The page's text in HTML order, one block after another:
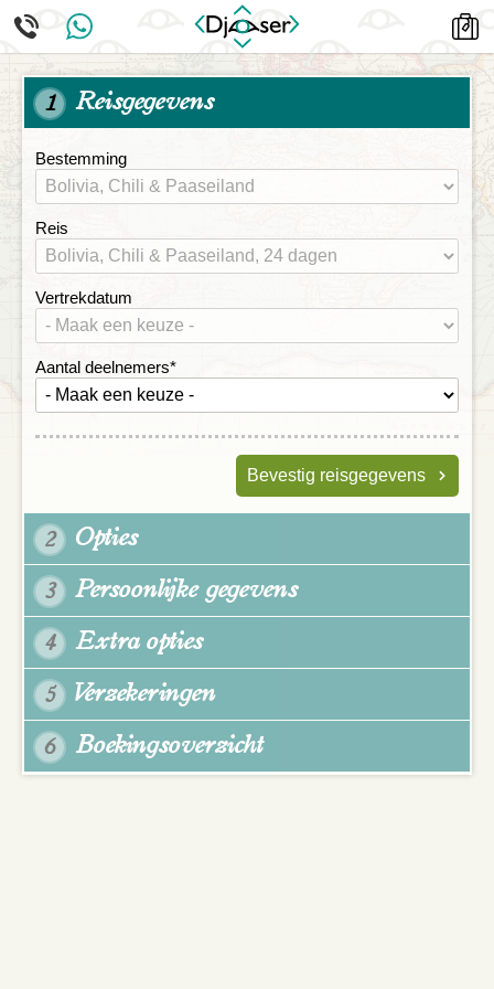
1 Reisgegevens
Bestemming
Reis
Vertrekdatum
Aantal deelnemers*
Bevestig reisgegevens
2 Opties
3 Persoonlijke gegevens
4 Extra opties
5 Verzekeringen
6 Boekingsoverzicht